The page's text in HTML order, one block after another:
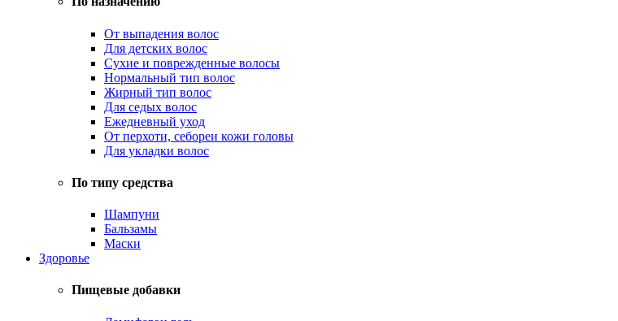
От выпадения волос
Для детских волос
Сухие и поврежденные волосы
Нормальный тип волос
Жирный тип волос
Для седых волос
Ежедневный уход
От перхоти, себореи кожи головы
Для укладки волос
По типу средства
Шампуни
Бальзамы
Маски
Здоровье
Пищевые добавки